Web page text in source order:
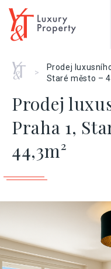
Home
>
Prodej
Staré město –
Prodej
Praha 1,
44,3m²